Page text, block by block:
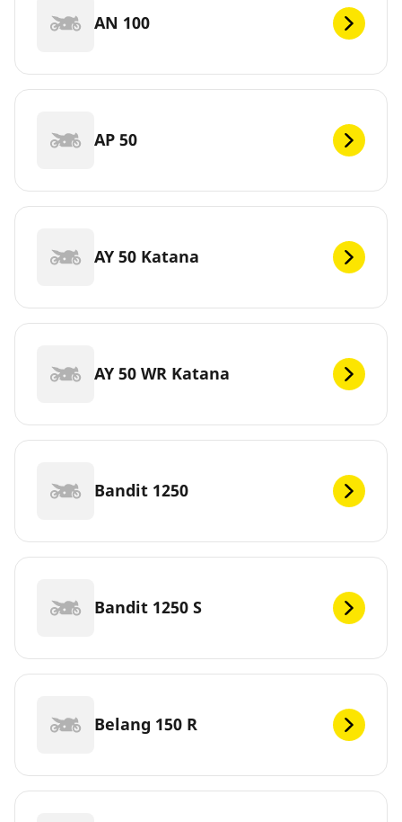
AN 100
AP 50
AY 50 Katana
AY 50 WR Katana
Bandit 1250
Bandit 1250 S
Belang 150 R